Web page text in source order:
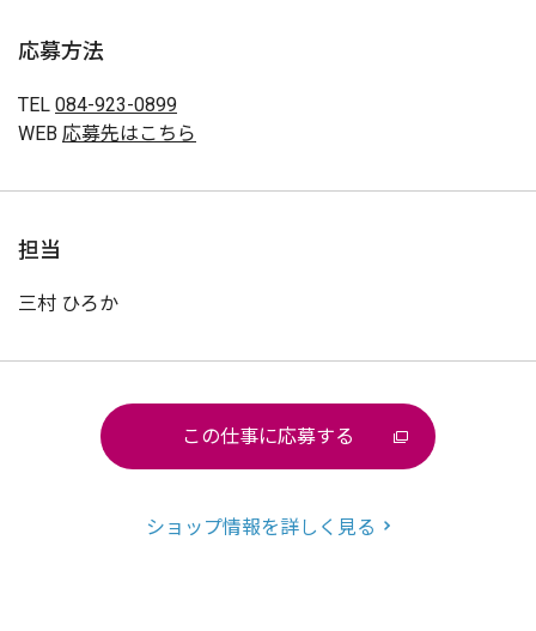
応募方法
TEL 084-923-0899
WEB 応募先はこちら
担当
三村 ひろか
この仕事に応募する
ショップ情報を詳しく見る